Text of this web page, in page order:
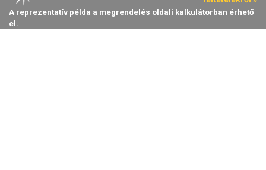
A reprezentatív példa a megrendelés oldali kalkulátorban érhető
el.